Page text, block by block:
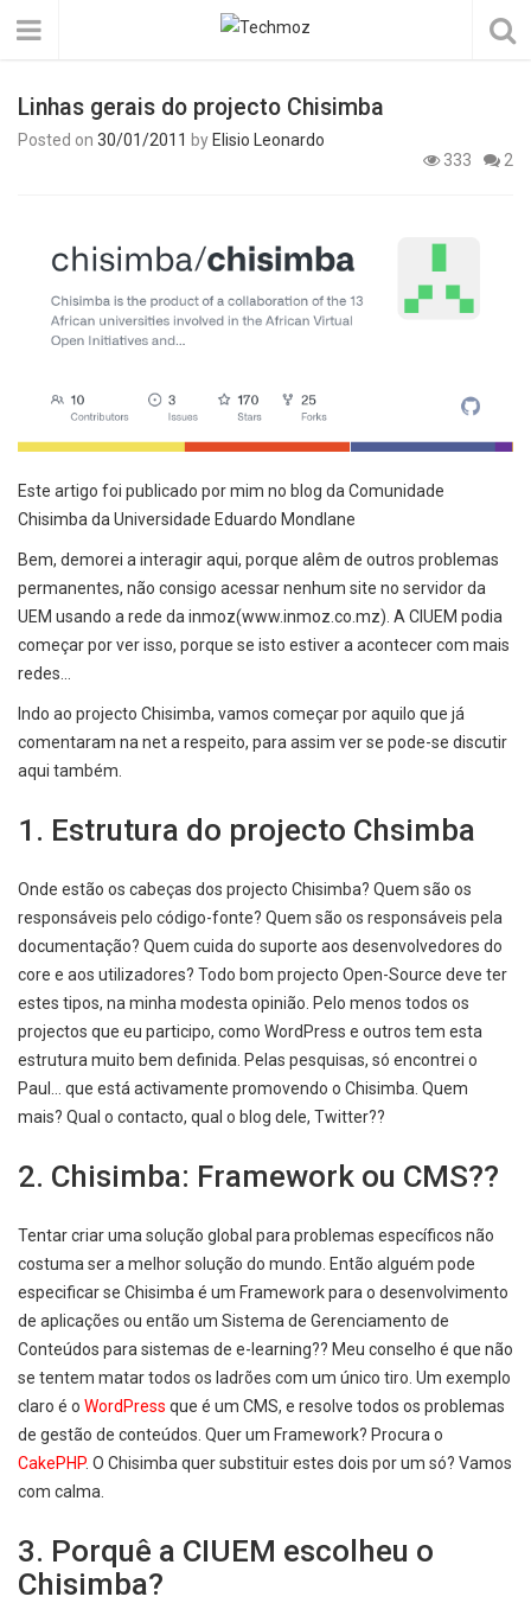
Linhas gerais do projecto Chisimba
Posted on 30/01/2011 by Elisio Leonardo
333
2
Este artigo foi publicado por mim no blog da Comunidade
Chisimba da Universidade Eduardo Mondlane
Bem, demorei a interagir aqui, porque alêm de outros problemas
permanentes, não consigo acessar nenhum site no servidor da
UEM usando a rede da inmoz(www.inmoz.co.mz). A CIUEM podia
começar por ver isso, porque se isto estiver a acontecer com mais
redes…
Indo ao projecto Chisimba, vamos começar por aquilo que já
comentaram na net a respeito, para assim ver se pode-se discutir
aqui também.
1. Estrutura do projecto Chsimba
Onde estão os cabeças dos projecto Chisimba? Quem são os
responsáveis pelo código-fonte? Quem são os responsáveis pela
documentação? Quem cuida do suporte aos desenvolvedores do
core e aos utilizadores? Todo bom projecto Open-Source deve ter
estes tipos, na minha modesta opinião. Pelo menos todos os
projectos que eu participo, como WordPress e outros tem esta
estrutura muito bem definida. Pelas pesquisas, só encontrei o
Paul… que está activamente promovendo o Chisimba. Quem
mais? Qual o contacto, qual o blog dele, Twitter??
2. Chisimba: Framework ou CMS??
Tentar criar uma solução global para problemas específicos não
costuma ser a melhor solução do mundo. Então alguém pode
especificar se Chisimba é um Framework para o desenvolvimento
de aplicações ou então um Sistema de Gerenciamento de
Conteúdos para sistemas de e-learning?? Meu conselho é que não
se tentem matar todos os ladrões com um único tiro. Um exemplo
claro é o WordPress que é um CMS, e resolve todos os problemas
de gestão de conteúdos. Quer um Framework? Procura o
CakePHP. O Chisimba quer substituir estes dois por um só? Vamos
com calma.
3. Porquê a CIUEM escolheu o
Chisimba?